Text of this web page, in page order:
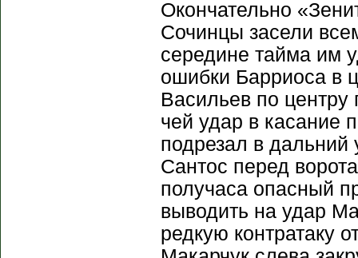
Окончательно
Сочинцы засели
середине тайма им
ошибки Барриоса в
Васильев по
чей удар в касание
подрезал в дальний
Сантос перед
получаса опасный
выводить на удар
редкую контратаку